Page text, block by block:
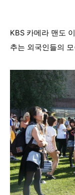
KBS 카메라 맨도
추는 외국인들의